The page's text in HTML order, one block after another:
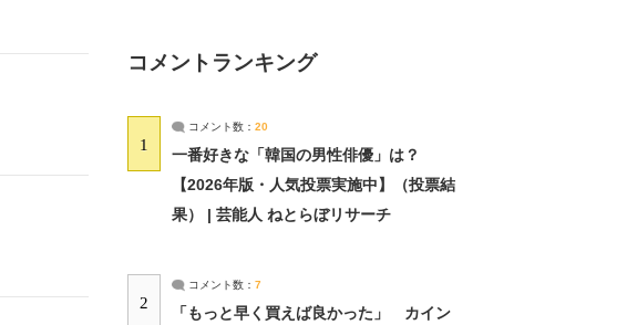
コメントランキング
1
コメント数： 20
一番好きな「韓国の男性俳優」は？
【2026年版・人気投票実施中】（投票結
果） | 芸能人 ねとらぼリサーチ
2
コメント数： 7
「もっと早く買えば良かった」 カイン